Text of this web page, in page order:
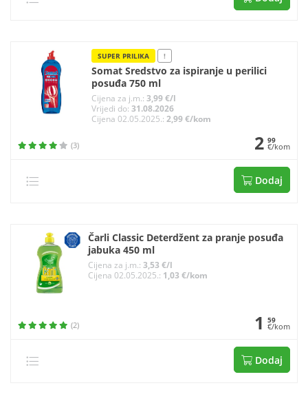
SUPER PRILIKA !
Somat Sredstvo za ispiranje u perilici
posuđa 750 ml
Cijena za j.m.: 3,99 €/l
Vrijedi do: 31.08.2026
Cijena 02.05.2025.: 2,99 €/kom
(3) 2 99
€/kom
Dodaj
Čarli Classic Deterdžent za pranje posuđa
jabuka 450 ml
Cijena za j.m.: 3,53 €/l
Cijena 02.05.2025.: 1,03 €/kom
(2) 1 59
€/kom
Dodaj